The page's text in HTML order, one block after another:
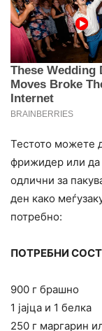
Тестото можете
фрижидер или да
одлични за
ден како
потребно:
ПОТРЕБНИ
900 г брашно
1 јајца и 1 белка
250 г маргарин